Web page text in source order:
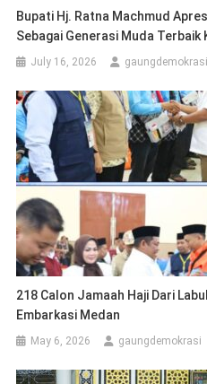
Bupati Hj. Ratna Machmud
Sebagai Generasi Muda Terbaik
July 16, 2026 gaungdemokrasi
218 Calon Jamaah Haji Dari
Embarkasi Medan
May 6, 2026 gaungdemokrasi